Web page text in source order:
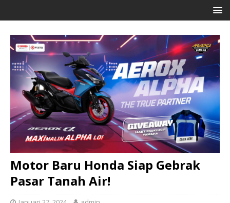
Motor Baru Honda Siap Gebrak
Pasar Tanah Air!